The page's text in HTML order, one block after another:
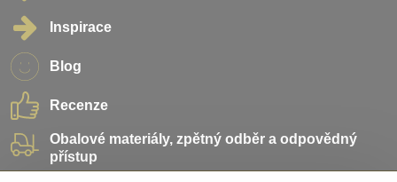
Inspirace
Blog
Recenze
Obalové materiály, zpětný odběr a odpovědný
přístup